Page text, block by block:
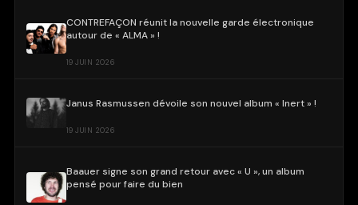
CONTREFAÇON réunit la nouvelle garde électronique
autour de « ALMA » !
19 JUIN 2026
Janus Rasmussen dévoile son nouvel album « Inert » !
19 JUIN 2026
Baauer signe son grand retour avec « U », un album
pensé pour faire du bien